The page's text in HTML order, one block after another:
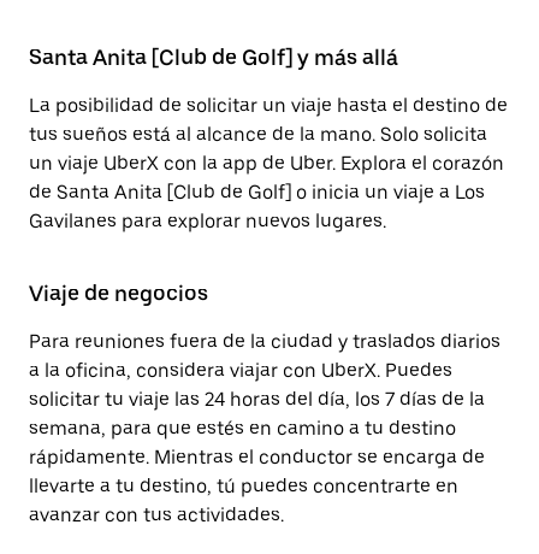
Santa Anita [Club de Golf] y más allá
La posibilidad de solicitar un viaje hasta el destino de
tus sueños está al alcance de la mano. Solo solicita
un viaje UberX con la app de Uber. Explora el corazón
de Santa Anita [Club de Golf] o inicia un viaje a Los
Gavilanes para explorar nuevos lugares.
Viaje de negocios
Para reuniones fuera de la ciudad y traslados diarios
a la oficina, considera viajar con UberX. Puedes
solicitar tu viaje las 24 horas del día, los 7 días de la
semana, para que estés en camino a tu destino
rápidamente. Mientras el conductor se encarga de
llevarte a tu destino, tú puedes concentrarte en
avanzar con tus actividades.